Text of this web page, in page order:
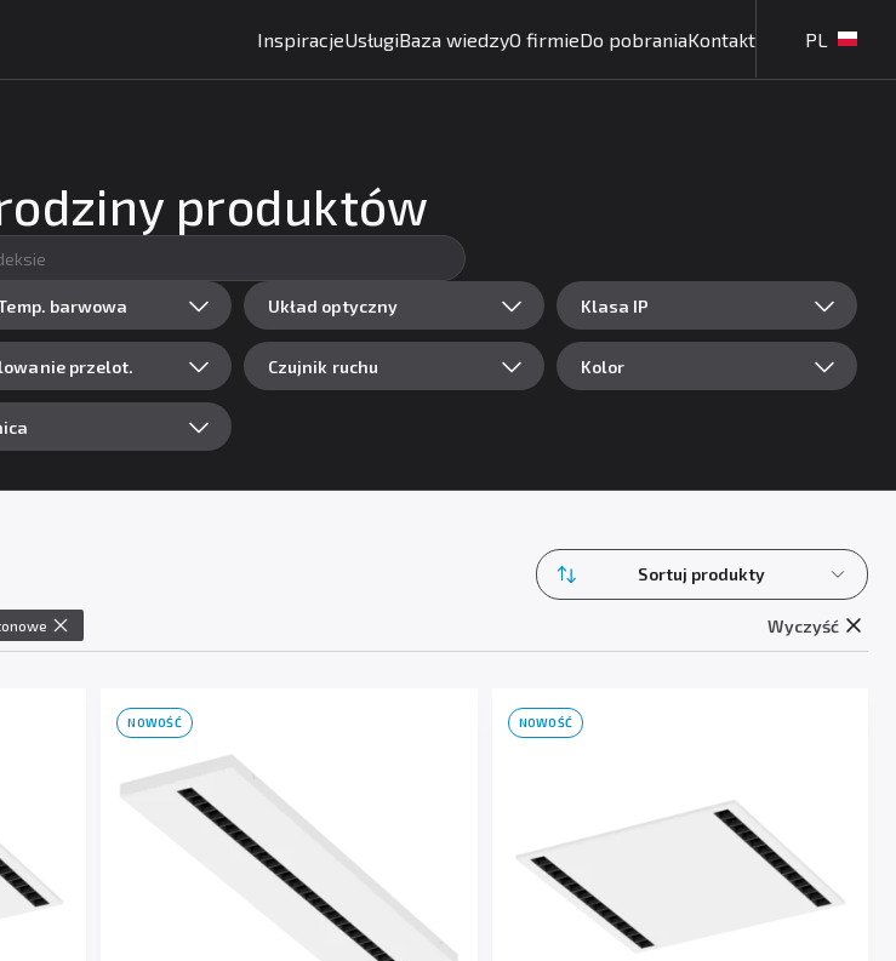
InspiracjeUsługiBaza wiedzyO firmieDo pobraniaKontakt PL
produktów
barwowa Układ optyczny Klasa IP
przelot. Czujnik ruchu Kolor
Sortuj produkty
Wyczyść
NOWOŚĆ NOWOŚĆ